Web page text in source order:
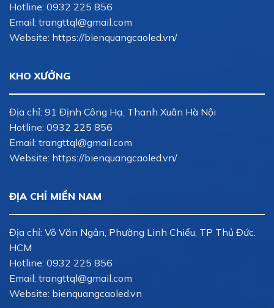
Hotline: 0932 225 856
Email: trangttql@gmail.com
Website: https://bienquangcaoled.vn/
KHO XƯỞNG
Địa chỉ: 91 Định Công Hạ, Thanh Xuân Hà Nội
Hotline: 0932 225 856
Email: trangttql@gmail.com
Website: https://bienquangcaoled.vn/
ĐỊA CHỈ MIỀN NAM
Địa chỉ: Võ Văn Ngân, Phường Linh Chiểu, TP Thủ Đức.
HCM
Hotline: 0932 225 856
Email: trangttql@gmail.com
Website: bienquangcaoled.vn